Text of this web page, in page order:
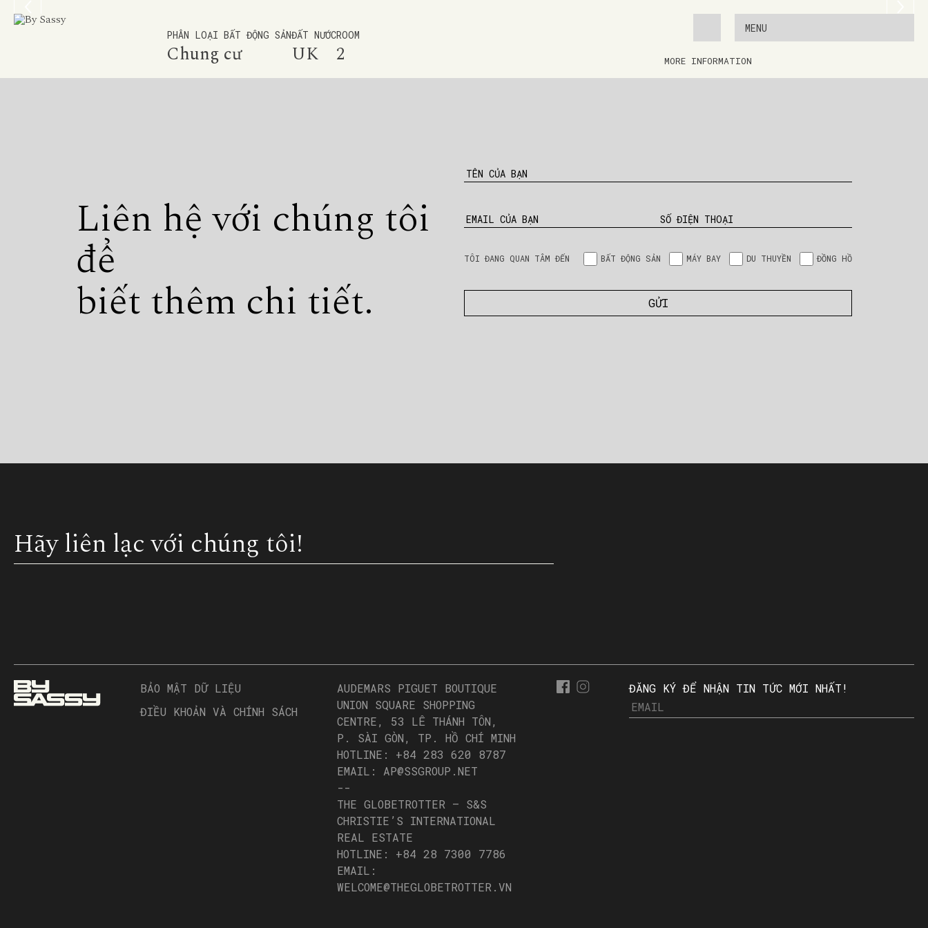
MENU
PHÂN LOẠI BẤT ĐỘNG SẢN
Chung cư
ĐẤT NƯỚC
UK
ROOM
2 MORE INFORMATION
Liên hệ với chúng tôi
để
biết thêm chi tiết.
TÊN CỦA BẠN
EMAIL CỦA BẠN SỐ ĐIỆN THOẠI
TÔI ĐANG QUAN TÂM ĐẾN BẤT ĐỘNG SẢN MÁY BAY DU THUYỀN ĐỒNG HỒ
Hãy liên lạc với chúng tôi!
BẢO MẬT DỮ LIỆU
ĐIỀU KHOẢN VÀ CHÍNH SÁCH
AUDEMARS PIGUET BOUTIQUE
UNION SQUARE SHOPPING
CENTRE, 53 LÊ THÁNH TÔN,
P. SÀI GÒN, TP. HỒ CHÍ MINH
HOTLINE: +84 283 620 8787
EMAIL: AP@SSGROUP.NET
--
THE GLOBETROTTER – S&S
CHRISTIE’S INTERNATIONAL
REAL ESTATE
HOTLINE: +84 28 7300 7786
EMAIL:
WELCOME@THEGLOBETROTTER.VN
ĐĂNG KÝ ĐỂ NHẬN TIN TỨC MỚI NHẤT!